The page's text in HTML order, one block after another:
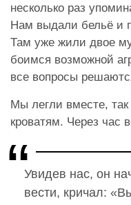
несколько раз
Нам выдали бельё и
Там уже жили двое
боимся возможной
все вопросы
Мы легли вместе,
кроватям. Через час
Увидев нас, он
вести, кричал: